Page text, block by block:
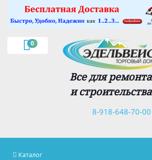
0
Все для ремонта
и строительства
8-918-648-70-00
Каталог